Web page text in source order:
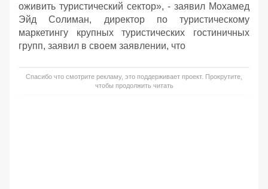
оживить туристический сектор», - заявил Мохамед
Эйд Солиман, директор по туристическому
маркетингу крупных туристических гостиничных
групп, заявил в своем заявлении, что
Спасибо что смотрите рекламу, это поддерживает проект. Прокрутите,
чтобы продолжить читать